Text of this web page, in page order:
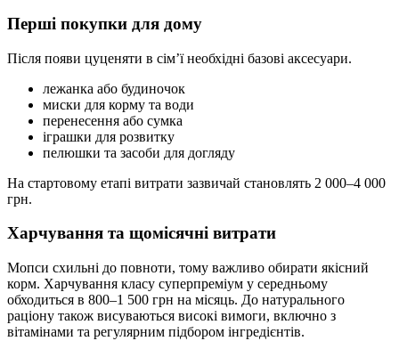
Перші покупки для дому
Після появи цуценяти в сім’ї необхідні базові аксесуари.
лежанка або будиночок
миски для корму та води
перенесення або сумка
іграшки для розвитку
пелюшки та засоби для догляду
На стартовому етапі витрати зазвичай становлять 2 000–4 000
грн.
Харчування та щомісячні витрати
Мопси схильні до повноти, тому важливо обирати якісний
корм. Харчування класу суперпреміум у середньому
обходиться в 800–1 500 грн на місяць. До натурального
раціону також висуваються високі вимоги, включно з
вітамінами та регулярним підбором інгредієнтів.